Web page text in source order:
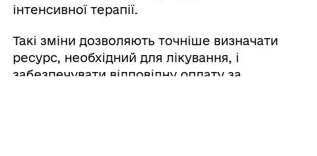
інтенсивної терапії.
Такі зміни дозволяють точніше визначати
ресурс, необхідний для лікування, і
забезпечувати відповідну оплату за